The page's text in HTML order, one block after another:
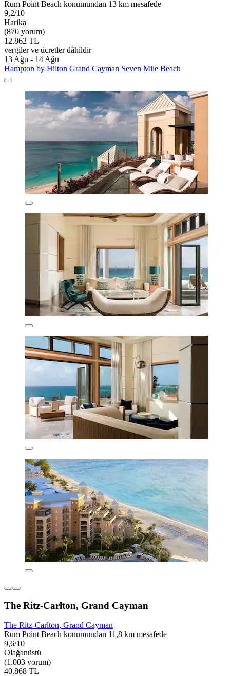
Rum Point Beach konumundan 13 km mesafede
9,2/10
Harika
(870 yorum)
12.862 TL
vergiler ve ücretler dâhildir
13 Ağu - 14 Ağu
Hampton by Hilton Grand Cayman Seven Mile Beach
The Ritz-Carlton, Grand Cayman
The Ritz-Carlton, Grand Cayman
Rum Point Beach konumundan 11,8 km mesafede
9,6/10
Olağanüstü
(1.003 yorum)
40.868 TL